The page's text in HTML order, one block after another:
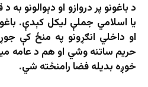
د باغونو پر دروازو او دېوالونو به
یا اسلامي جملې لیکل کېدې.
او داخلي انګړونو په منځ کې
حریم ساتنه وشي او هم د عامه
خوږه بدیله فضا رامنځته شي.